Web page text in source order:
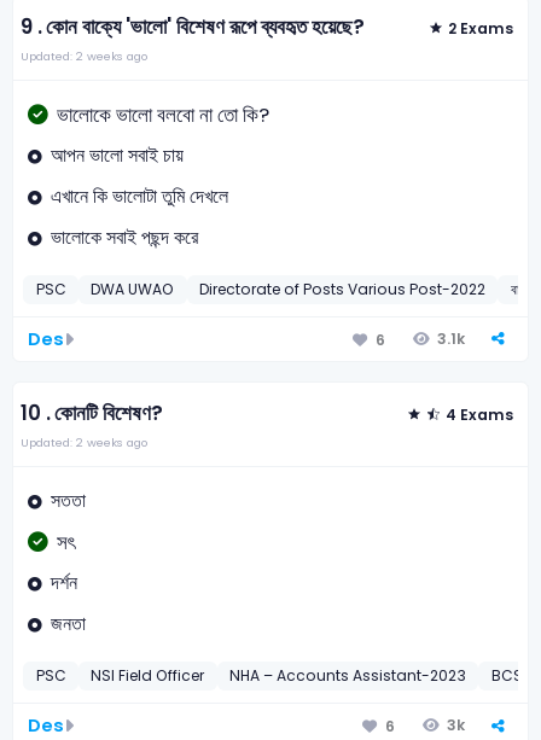
9 .কোন বাক্যে 'ভালো' বিশেষণ রূপে ব্যবহৃত হয়েছে? 2 Exams
Updated: 2 weeks ago
ভালোকে ভালো বলবো না তো কি?
আপন ভালো সবাই চায়
এখানে কি ভালোটা তুমি দেখলে
ভালোকে সবাই পছন্দ করে
PSC DWA UWAO Directorate of Posts Various Post-2022 বাংলা
Des 6 3.1k
10 .কোনটি বিশেষণ? 4 Exams
Updated: 2 weeks ago
সততা
সৎ
দর্শন
জনতা
PSC NSI Field Officer NHA – Accounts Assistant-2023 BCS
Des 6 3k